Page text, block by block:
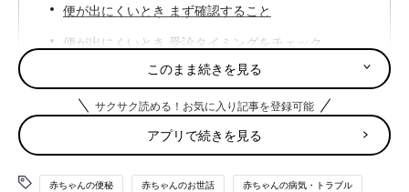
便が出にくいとき まず確認すること
便が出にくいとき 受診タイミングをチェック
便が出にくいとき 受診前にチェック！先生に伝えたい
こと
便が出にくいとき 様子を見るときや、受診のあとのホ
ームケア
このまま続きを見る
サクサク読める！お気に入り記事を登録可能
アプリで続きを見る
赤ちゃんの便秘 赤ちゃんのお世話 赤ちゃんの病気・トラブル